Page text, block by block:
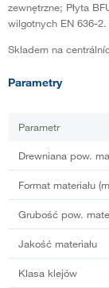
zewnętrzne; Płyta
wilgotnych EN 636-2.
Skladem na
Parametry
Parametr
Drewniana pow.
Format materiału
Grubość pow.
Jakość materiału
Klasa klejów